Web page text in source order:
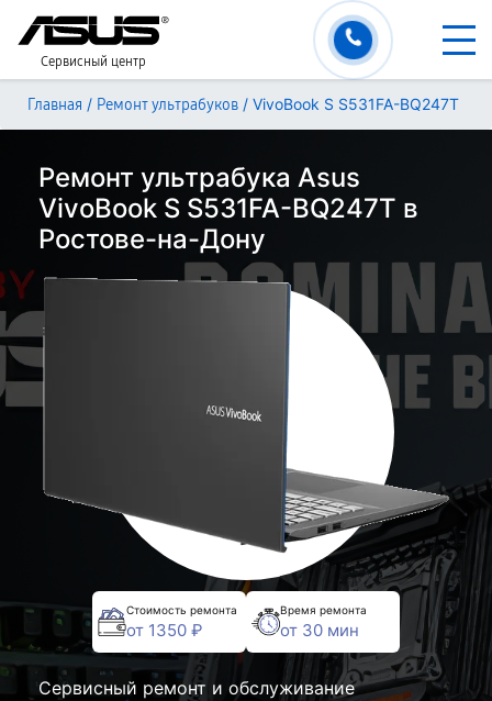
Сервисный центр
Главная / Ремонт ультрабуков / VivoBook S S531FA-BQ247T
Ремонт ультрабука Asus
VivoBook S S531FA-BQ247T в
Ростове-на-Дону
Стоимость ремонта
от 1350 ₽
Время ремонта
от 30 мин
Сервисный ремонт и обслуживание